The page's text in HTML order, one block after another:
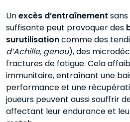
Unexcès d’entraînement
suffisante peut provoquer des
surutilisationcomme des
d’Achille, genou), des
fractures de fatigue. Cela
immunitaire, entraînant une
performance et une
joueurs peuvent aussi souffrir
affectant leur endurance et